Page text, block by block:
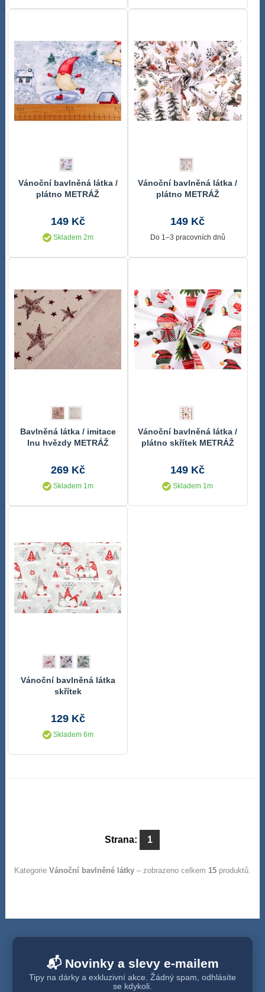
Vánoční bavlněná látka /
plátno METRÁŽ
149 Kč
Skladem 2m
Vánoční bavlněná látka /
plátno METRÁŽ
149 Kč
Do 1–3 pracovních dnů
Bavlněná látka / imitace
lnu hvězdy METRÁŽ
269 Kč
Skladem 1m
Vánoční bavlněná látka /
plátno skřítek METRÁŽ
149 Kč
Skladem 1m
Vánoční bavlněná látka
skřítek
129 Kč
Skladem 6m
Strana: 1
Kategorie Vánoční bavlněné látky– zobrazeno celkem 15produktů.
📬 Novinky a slevy e-mailem
Tipy na dárky a exkluzivní akce. Žádný spam, odhlásíte
se kdykoli.